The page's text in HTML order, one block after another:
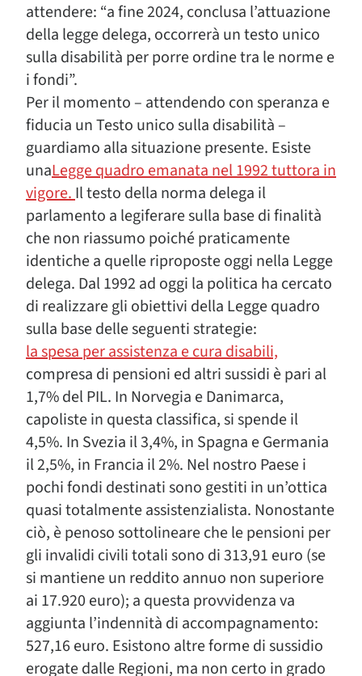
attendere: “a fine 2024, conclusa l’attuazione
della legge delega, occorrerà un testo unico
sulla disabilità per porre ordine tra le norme e
i fondi”.
Per il momento – attendendo con speranza e
fiducia un Testo unico sulla disabilità –
guardiamo alla situazione presente. Esiste
unaLegge quadro emanata nel 1992 tuttora in
vigore.Il testo della norma delega il
parlamento a legiferare sulla base di finalità
che non riassumo poiché praticamente
identiche a quelle riproposte oggi nella Legge
delega. Dal 1992 ad oggi la politica ha cercato
di realizzare gli obiettivi della Legge quadro
sulla base delle seguenti strategie:
la spesa per assistenza e cura disabili,
compresa di pensioni ed altri sussidi è pari al
1,7% del PIL. In Norvegia e Danimarca,
capoliste in questa classifica, si spende il
4,5%. In Svezia il 3,4%, in Spagna e Germania
il 2,5%, in Francia il 2%. Nel nostro Paese i
pochi fondi destinati sono gestiti in un’ottica
quasi totalmente assistenzialista. Nonostante
ciò, è penoso sottolineare che le pensioni per
gli invalidi civili totali sono di 313,91 euro (se
si mantiene un reddito annuo non superiore
ai 17.920 euro); a questa provvidenza va
aggiunta l’indennità di accompagnamento:
527,16 euro. Esistono altre forme di sussidio
erogate dalle Regioni, ma non certo in grado